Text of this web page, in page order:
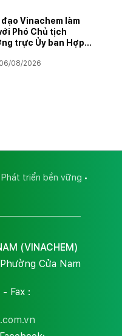
đạo Vinachem làm
Phó Chủ tịch
trực Ủy ban Hợp
khai Dự án Kali
08/2026
Phát triển bền vững
(VINACHEM)
Cửa Nam
- Fax :